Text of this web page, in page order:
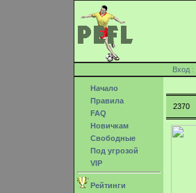
Вход :
Начало
Правила
FAQ
Новичкам
Свободные
Под угрозой
VIP
Рейтинги
2370